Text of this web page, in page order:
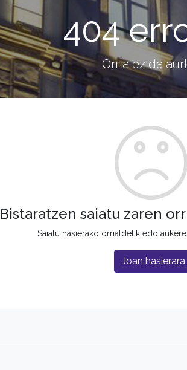
404
Orria ez da
Bistaratzen saiatu zaren
Saiatu hasierako orrialdetik edo
Joan hasierara